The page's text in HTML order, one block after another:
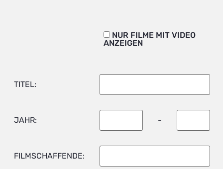
NUR FILME MIT VIDEO
ANZEIGEN
TITEL:
JAHR: -
FILMSCHAFFENDE: